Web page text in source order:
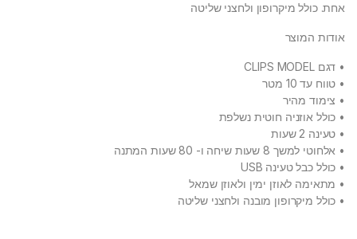
אחת. כולל מיקרופון ולחצני שליטה
אודות המוצר
• דגם CLIPS MODEL
• טווח עד 10 מטר
• צימוד מהיר
• כולל אוזניה חוטית נשלפת
• טעינה 2 שעות
• אלחוטי למשך 8 שעות שיחה ו- 80 שעות המתנה
• כולל כבל טעינה USB
• מתאימה לאוזן ימין ולאוזן שמאל
• כולל מיקרופון מובנה ולחצני שליטה